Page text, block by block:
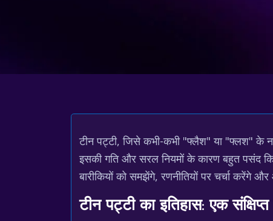
टीन पट्टी, जिसे कभी-कभी "फ्लैश" या "फ्लश" के
इसकी गति और सरल नियमों के कारण बहुत पसंद
बारीकियों को समझेंगे, रणनीतियों पर चर्चा
टीन पट्टी का इतिहास: एक